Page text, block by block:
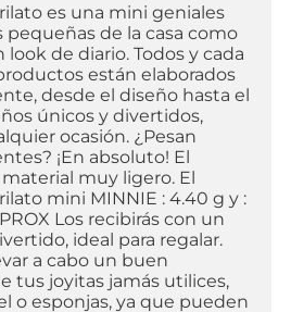
es una mini geniales
pequeñas de la casa como
de diario. Todos y cada
están elaborados
desde el diseño hasta el
únicos y divertidos,
ocasión. ¿Pesan
¡En absoluto! El
muy ligero. El
mini MINNIE : 4.40 g y :
Los recibirás con un
ideal para regalar.
a cabo un buen
tus joyitas jamás utilices,
o esponjas, ya que pueden